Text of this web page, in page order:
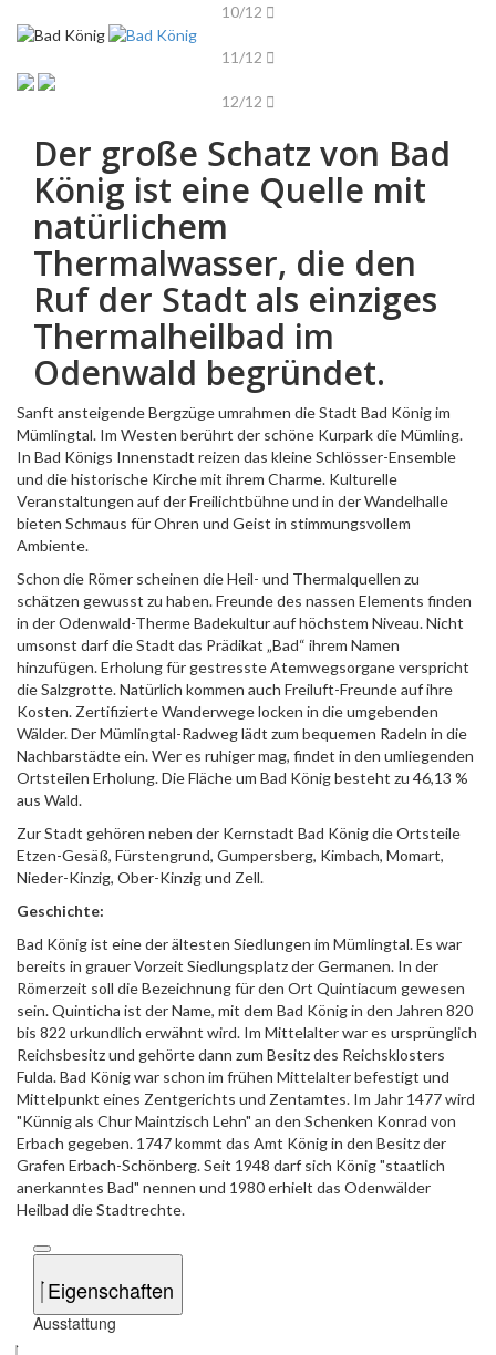
10/12
11/12
12/12
Der große Schatz von Bad
König ist eine Quelle mit
natürlichem
Thermalwasser, die den
Ruf der Stadt als einziges
Thermalheilbad im
Odenwald begründet.
Sanft ansteigende Bergzüge umrahmen die Stadt Bad König im
Mümlingtal. Im Westen berührt der schöne Kurpark die Mümling.
In Bad Königs Innenstadt reizen das kleine Schlösser-Ensemble
und die historische Kirche mit ihrem Charme. Kulturelle
Veranstaltungen auf der Freilichtbühne und in der Wandelhalle
bieten Schmaus für Ohren und Geist in stimmungsvollem
Ambiente.
Schon die Römer scheinen die Heil- und Thermalquellen zu
schätzen gewusst zu haben. Freunde des nassen Elements finden
in der Odenwald-Therme Badekultur auf höchstem Niveau. Nicht
umsonst darf die Stadt das Prädikat „Bad“ ihrem Namen
hinzufügen. Erholung für gestresste Atemwegsorgane verspricht
die Salzgrotte. Natürlich kommen auch Freiluft-Freunde auf ihre
Kosten. Zertifizierte Wanderwege locken in die umgebenden
Wälder. Der Mümlingtal-Radweg lädt zum bequemen Radeln in die
Nachbarstädte ein. Wer es ruhiger mag, findet in den umliegenden
Ortsteilen Erholung. Die Fläche um Bad König besteht zu 46,13 %
aus Wald.
Zur Stadt gehören neben der Kernstadt Bad König die Ortsteile
Etzen-Gesäß, Fürstengrund, Gumpersberg, Kimbach, Momart,
Nieder-Kinzig, Ober-Kinzig und Zell.
Geschichte:
Bad König ist eine der ältesten Siedlungen im Mümlingtal. Es war
bereits in grauer Vorzeit Siedlungsplatz der Germanen. In der
Römerzeit soll die Bezeichnung für den Ort Quintiacum gewesen
sein. Quinticha ist der Name, mit dem Bad König in den Jahren 820
bis 822 urkundlich erwähnt wird. Im Mittelalter war es ursprünglich
Reichsbesitz und gehörte dann zum Besitz des Reichsklosters
Fulda. Bad König war schon im frühen Mittelalter befestigt und
Mittelpunkt eines Zentgerichts und Zentamtes. Im Jahr 1477 wird
"Künnig als Chur Maintzisch Lehn" an den Schenken Konrad von
Erbach gegeben. 1747 kommt das Amt König in den Besitz der
Grafen Erbach-Schönberg. Seit 1948 darf sich König "staatlich
anerkanntes Bad" nennen und 1980 erhielt das Odenwälder
Heilbad die Stadtrechte.
Eigenschaften
Ausstattung